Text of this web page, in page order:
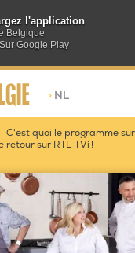
l'application
Belgique
Google Play
> NL
C'est quoi le programme
retour sur RTL-TVi !